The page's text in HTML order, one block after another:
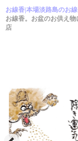
お線香|本場淡路島のお線
お線香。お盆のお供え
店